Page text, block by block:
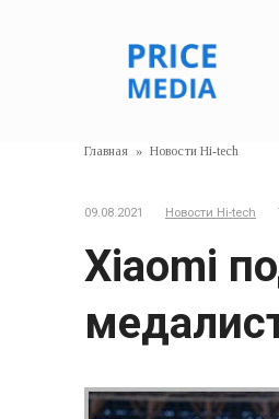
Главная » Новости Hi-tech
09.08.2021 Новости Hi-tech
Xiaomi